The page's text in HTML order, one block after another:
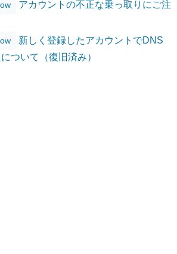
アカウントの不正な乗っ取りにご注
新しく登録したアカウントでDNS
ついて（復旧済み）